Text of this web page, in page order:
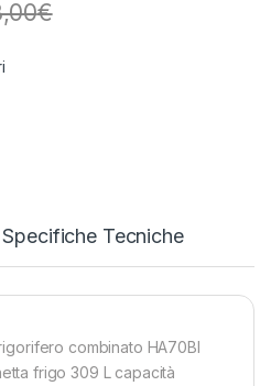
€
Specifiche Tecniche
combinato HA70BI
frigo 309 L capacità